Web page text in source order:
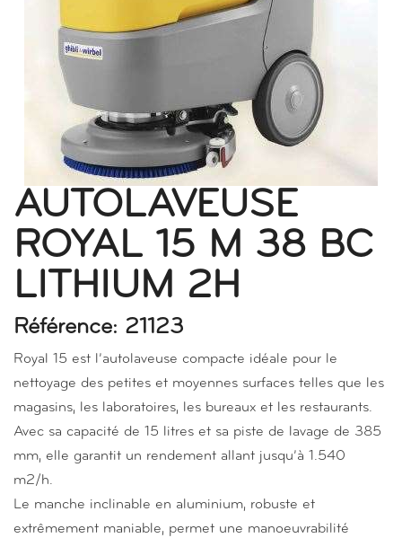
AUTOLAVEUSE
ROYAL 15 M 38 BC
LITHIUM 2H
Référence: 21123
Royal 15 est l’autolaveuse compacte idéale pour le
nettoyage des petites et moyennes surfaces telles que les
magasins, les laboratoires, les bureaux et les restaurants.
Avec sa capacité de 15 litres et sa piste de lavage de 385
mm, elle garantit un rendement allant jusqu’à 1.540
m2/h.
Le manche inclinable en aluminium, robuste et
extrêmement maniable, permet une manoeuvrabilité